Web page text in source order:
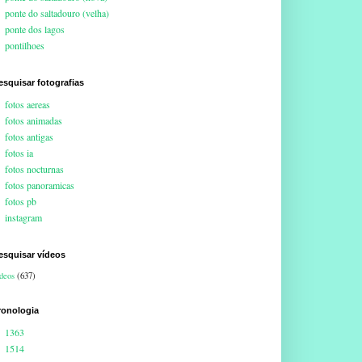
ponte do saltadouro (velha)
ponte dos lagos
pontilhoes
fotografias
fotos aereas
fotos animadas
fotos antigas
fotos ia
fotos nocturnas
fotos panoramicas
fotos pb
instagram
vídeos
(637)
1363
1514